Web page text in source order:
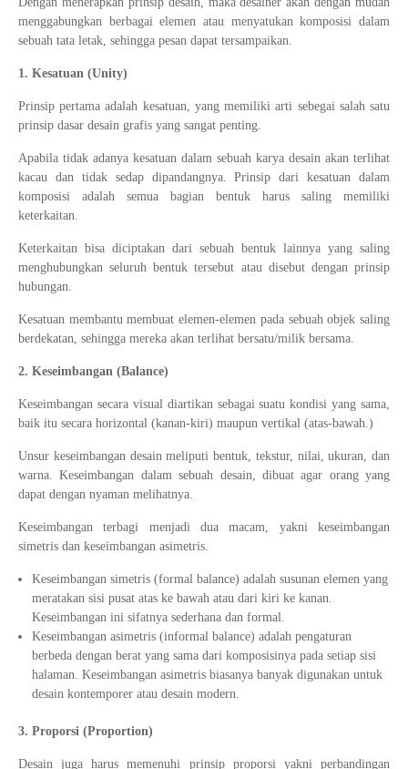
menggabungkan berbagai elemen atau menyatukan komposisi dalam
sebuah tata letak, sehingga pesan dapat tersampaikan.
1. Kesatuan (Unity)
Prinsip pertama adalah kesatuan, yang memiliki arti sebegai salah satu
prinsip dasar desain grafis yang sangat penting.
Apabila tidak adanya kesatuan dalam sebuah karya desain akan terlihat
kacau dan tidak sedap dipandangnya. Prinsip dari kesatuan dalam
komposisi adalah semua bagian bentuk harus saling memiliki
keterkaitan.
Keterkaitan bisa diciptakan dari sebuah bentuk lainnya yang saling
menghubungkan seluruh bentuk tersebut atau disebut dengan prinsip
hubungan.
Kesatuan membantu membuat elemen-elemen pada sebuah objek saling
berdekatan, sehingga mereka akan terlihat bersatu/milik bersama.
2. Keseimbangan (Balance)
Keseimbangan secara visual diartikan sebagai suatu kondisi yang sama,
baik itu secara horizontal (kanan-kiri) maupun vertikal (atas-bawah.)
Unsur keseimbangan desain meliputi bentuk, tekstur, nilai, ukuran, dan
warna. Keseimbangan dalam sebuah desain, dibuat agar orang yang
dapat dengan nyaman melihatnya.
Keseimbangan terbagi menjadi dua macam, yakni keseimbangan
simetris dan keseimbangan asimetris.
Keseimbangan simetris (formal balance) adalah susunan elemen yang
meratakan sisi pusat atas ke bawah atau dari kiri ke kanan.
Keseimbangan ini sifatnya sederhana dan formal.
Keseimbangan asimetris (informal balance) adalah pengaturan
berbeda dengan berat yang sama dari komposisinya pada setiap sisi
halaman. Keseimbangan asimetris biasanya banyak digunakan untuk
desain kontemporer atau desain modern.
3. Proporsi (Proportion)
Desain juga harus memenuhi prinsip proporsi yakni perbandingan